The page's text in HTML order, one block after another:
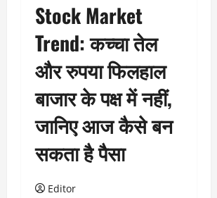
Stock Market
Trend: कच्चा तेल
और रुपया फिलहाल
बाजार के पक्ष में नहीं,
जानिए आज कैसे बन
सकता है पैसा
Editor